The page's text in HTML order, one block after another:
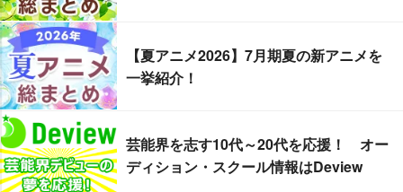
【夏アニメ2026】7月期夏の新アニメを
一挙紹介！
芸能界を志す10代～20代を応援！ オー
ディション・スクール情報はDeview